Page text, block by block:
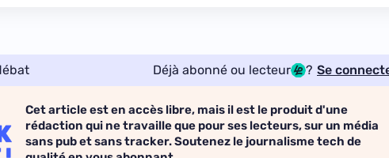
Déjà abonné ou lecteur ? Se
Cet article est en accès libre, mais il est le produit d'une
rédaction qui ne travaille que pour ses lecteurs, sur un média
sans pub et sans tracker. Soutenez le journalisme tech de